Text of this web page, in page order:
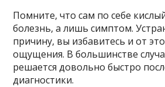
Помните, что сам по себе
болезнь, а лишь симптом.
причину, вы избавитесь и от
ощущения. В большинстве
решается довольно быстро
диагностики.